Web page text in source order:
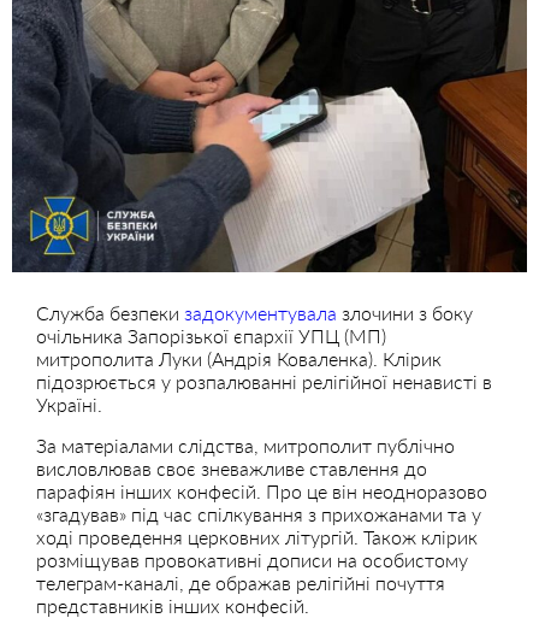
Служба безпеки задокументувала злочини з боку
очільника Запорізької єпархії УПЦ (МП)
митрополита Луки (Андрія Коваленка). Клірик
підозрюється у розпалюванні релігійної ненависті в
Україні.
За матеріалами слідства, митрополит публічно
висловлював своє зневажливе ставлення до
парафіян інших конфесій. Про це він неодноразово
«згадував» під час спілкування з прихожанами та у
ході проведення церковних літургій. Також клірик
розміщував провокативні дописи на особистому
телеграм-каналі, де ображав релігійні почуття
представників інших конфесій.